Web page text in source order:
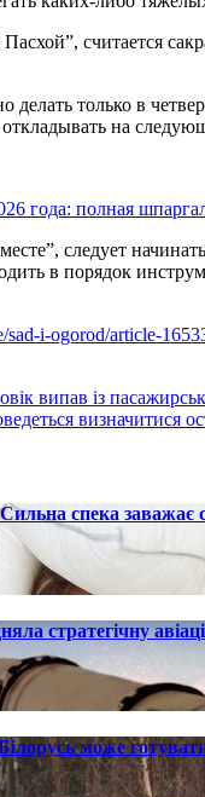
считается
только в
на
года: полная
следует
в порядок
sad-i-ogorod/article-
випав із
визначитися
спека
стратегічну
може